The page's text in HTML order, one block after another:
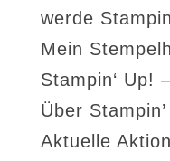
werde
Mein
Stampin‘ Up!
Über Stampin’
Aktuelle